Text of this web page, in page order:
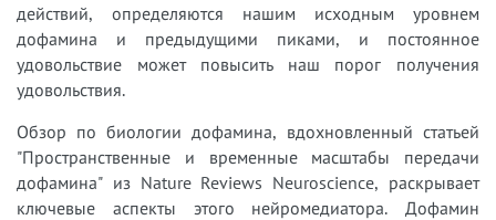
действий, определяются нашим исходным уровнем
дофамина и предыдущими пиками, и постоянное
удовольствие может повысить наш порог получения
удовольствия.
Обзор по биологии дофамина, вдохновленный статьей
"Пространственные и временные масштабы передачи
дофамина" из Nature Reviews Neuroscience, раскрывает
ключевые аспекты этого нейромедиатора. Дофамин